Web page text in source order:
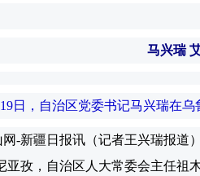
马兴瑞
日，自治区党委书记马兴瑞在
疆日报讯（记者王兴瑞报道）
亚孜，自治区人大常委会主任祖